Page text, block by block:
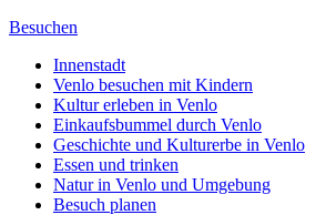
Besuchen
Innenstadt
Venlo besuchen mit Kindern
Kultur erleben in Venlo
Einkaufsbummel durch Venlo
Geschichte und Kulturerbe in Venlo
Essen und trinken
Natur in Venlo und Umgebung
Besuch planen